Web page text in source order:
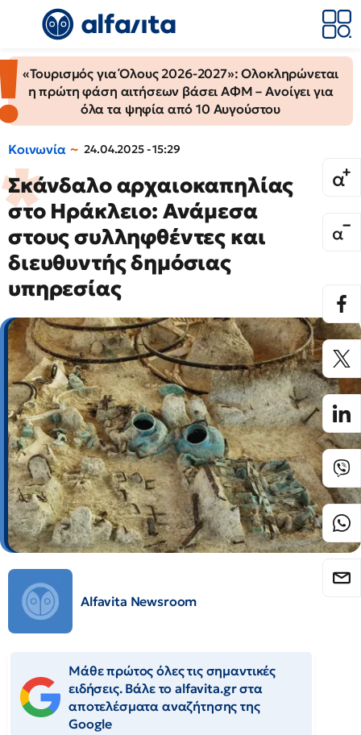
«Τουρισμός για Όλους 2026-2027»: Ολοκληρώνεται
η πρώτη φάση αιτήσεων βάσει ΑΦΜ – Ανοίγει για
όλα τα ψηφία από 10 Αυγούστου
Κοινωνία 24.04.2025 - 15:29
Σκάνδαλο αρχαιοκαπηλίας
στο Ηράκλειο: Ανάμεσα
στους συλληφθέντες και
διευθυντής δημόσιας
υπηρεσίας
Alfavita Newsroom
Μάθε πρώτος όλες τις σημαντικές
ειδήσεις. Βάλε το alfavita.gr στα
αποτελέσματα αναζήτησης της
Google